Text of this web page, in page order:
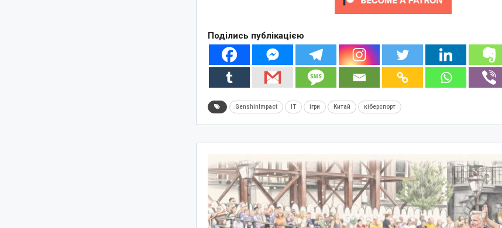
Поділись публікацією
GenshinImpact IT ігри Китай кіберспорт